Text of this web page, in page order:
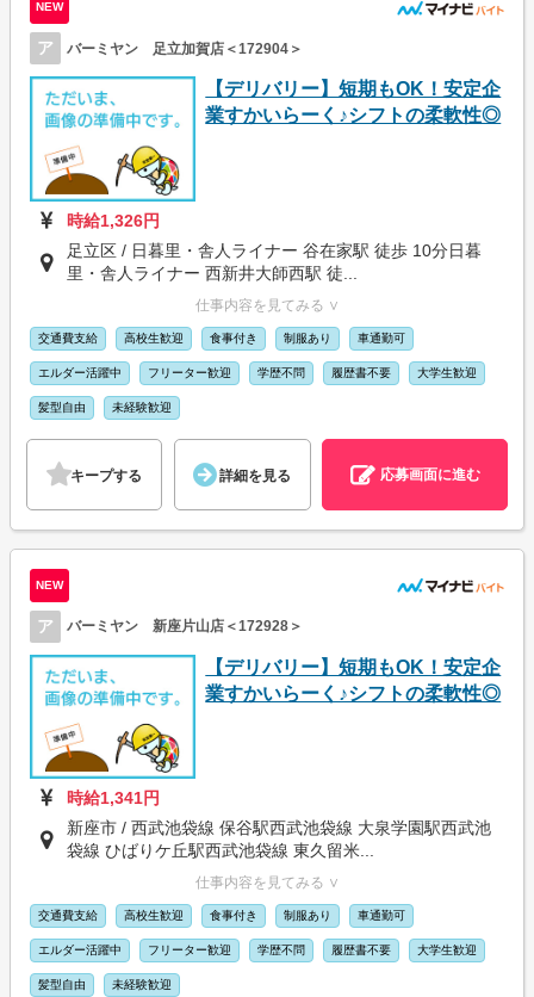
NEW
ア バーミヤン 足立加賀店＜172904＞
【デリバリー】短期もOK！安定企
業すかいらーく♪シフトの柔軟性◎
時給1,326円
足立区 / 日暮里・舎人ライナー 谷在家駅 徒歩 10分日暮
里・舎人ライナー 西新井大師西駅 徒...
仕事内容を見てみる ∨
交通費支給 高校生歓迎 食事付き 制服あり 車通勤可
エルダー活躍中 フリーター歓迎 学歴不問 履歴書不要 大学生歓迎
髪型自由 未経験歓迎
キープする 詳細を見る 応募画面に進む
NEW
ア バーミヤン 新座片山店＜172928＞
【デリバリー】短期もOK！安定企
業すかいらーく♪シフトの柔軟性◎
時給1,341円
新座市 / 西武池袋線 保谷駅西武池袋線 大泉学園駅西武池
袋線 ひばりケ丘駅西武池袋線 東久留米...
仕事内容を見てみる ∨
交通費支給 高校生歓迎 食事付き 制服あり 車通勤可
エルダー活躍中 フリーター歓迎 学歴不問 履歴書不要 大学生歓迎
髪型自由 未経験歓迎